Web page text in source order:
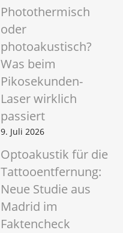
Photothermisch
oder
photoakustisch?
Was beim
Pikosekunden-
Laser wirklich
passiert
9. Juli 2026
Optoakustik für die
Tattooentfernung:
Neue Studie aus
Madrid im
Faktencheck